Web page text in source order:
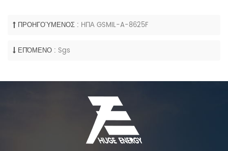
ΠΡΟΗΓΟΎΜΕΝΟΣ : ΗΠΑ GSMIL-A-8625F
ΕΠΌΜΕΝΟ : Sgs